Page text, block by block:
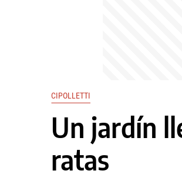
CIPOLLETTI
Un jardín
ratas